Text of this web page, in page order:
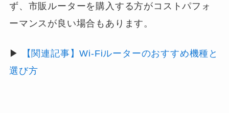
ず、市販ルーターを購入する方がコストパフォ
ーマンスが良い場合もあります。
▶
【関連記事】Wi-Fiルーターのおすすめ機種と
選び方